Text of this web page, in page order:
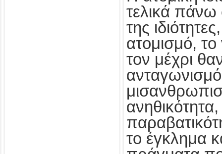
τελικά πάνω
της
ατομισμό,
τον μέχρι
ανηθικότητα,
το έγκλημα